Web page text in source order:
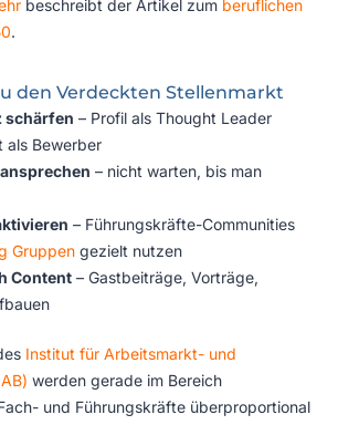
beschreibt der Artikel zum beruflichen
.
den Verdeckten Stellenmarkt
schärfen – Profil als Thought Leader
als Bewerber
– nicht warten, bis man
– Führungskräfte-Communities
Gruppengezielt nutzen
Content– Gastbeiträge, Vorträge,
Institut für Arbeitsmarkt- und
werden gerade im Bereich
und Führungskräfte überproportional